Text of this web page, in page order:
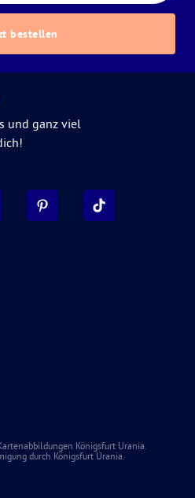
bestellen
und ganz viel
Königsfurt Urania.
durch Königsfurt Urania.